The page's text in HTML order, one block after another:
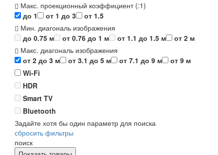
Макс. проекционный коэффициент (:1)
до 1
от 1 до 3
от 1.5
Мин. диагональ изображения
до 0.75 м
от 0.76 до 1 м от 1.1 до 1.5 м
от 2 м
Макс. диагональ изображения
от 2 до 3 м
от 3.1 до 5 м от 7.1 до 9 м
от 9 м
Wi-Fi
HDR
Smart TV
Bluetooth
Задайте хотя бы один параметр для поиска
сбросить фильтры
поиск